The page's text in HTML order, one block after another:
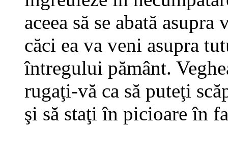
aceea să se abată
căci ea va veni asupra
întregului pământ.
rugaţi-vă ca să puteţi
şi să staţi în picioare în